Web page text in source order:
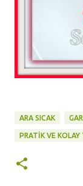
ARA SICAK
PRATİK VE KOLAY